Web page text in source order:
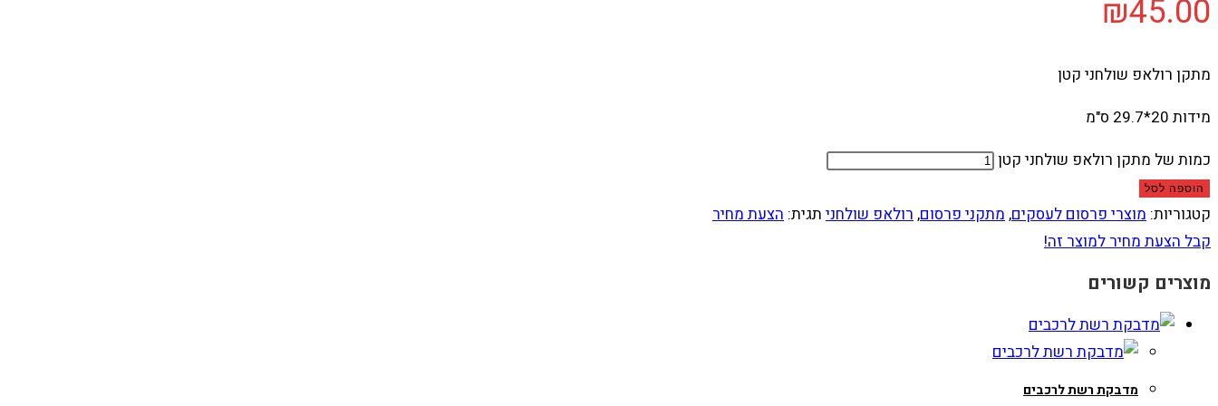
₪45.00
מתקן רולאפ שולחני קטן
מידות 20*29.7 ס"מ
כמות של מתקן רולאפ שולחני קטן
הוספה לסל
קטגוריות: מוצרי פרסום לעסקים, מתקני פרסום, רולאפ שולחני תגית: הצעת מחיר
קבל הצעת מחיר למוצר זה!
מוצרים קשורים
מדבקת רשת לרכבים